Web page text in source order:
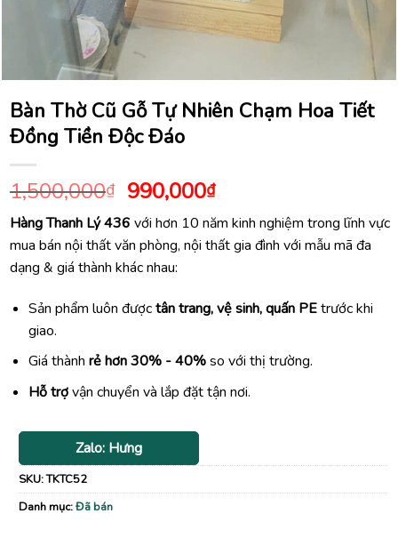
Bàn Thờ Cũ Gỗ Tự Nhiên Chạm Hoa Tiết
Đồng Tiền Độc Đáo
1,500,000₫ Giá
gốc
là:
1,500,000₫.
990,000₫Giá
hiện
tại
là:
Hàng Thanh Lý 436 với hơn 10 năm kinh nghiệm trong lĩnh vực
mua bán nội thất văn phòng, nội thất gia đình với mẫu mã đa
dạng & giá thành khác nhau:
Sản phẩm luôn đượctân trang, vệ sinh, quấn PEtrước khi
giao.
Giá thành rẻ hơn 30% - 40%so với thị trường.
Hỗ trợvận chuyển và lắp đặt tận nơi.
Zalo: Hưng
SKU:TKTC52
Danh mục:Đã bán